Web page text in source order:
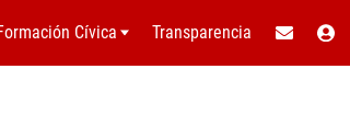
Cívica Transparencia